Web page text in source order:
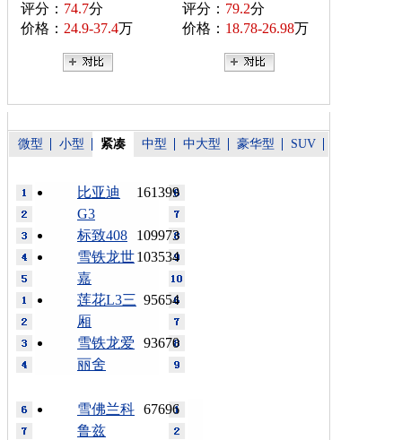
评分： 74.7分
价格： 24.9-37.4万
评分： 79.2分
价格： 18.78-26.98万
微型 小型 紧凑 中型 中大型 豪华型 SUV
161399
比亚迪
G3
109973
标致408
103534
雪铁龙世
嘉
95654
莲花L3三
厢
93670
雪铁龙爱
丽舍
67696
雪佛兰科
鲁兹